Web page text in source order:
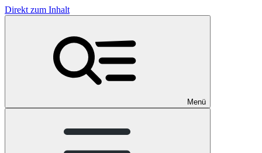
Direkt zum Inhalt
Menü